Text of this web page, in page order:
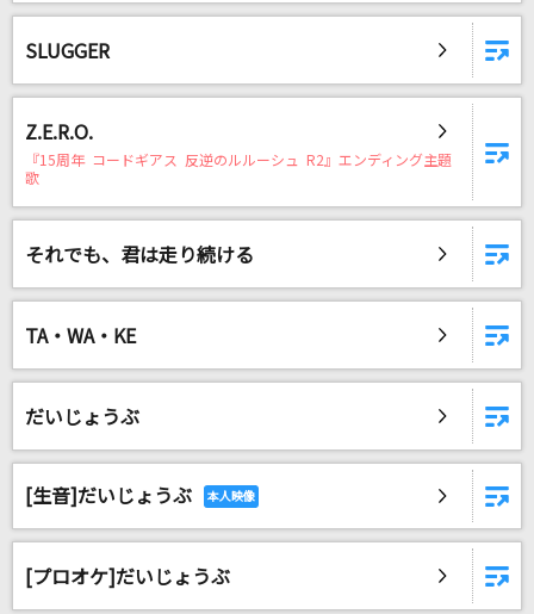
SLUGGER
Z.E.R.O.
『15周年 コードギアス 反逆のルルーシュ R2』エンディング主題
歌
それでも、君は走り続ける
TA・WA・KE
だいじょうぶ
[生音]だいじょうぶ
[プロオケ]だいじょうぶ